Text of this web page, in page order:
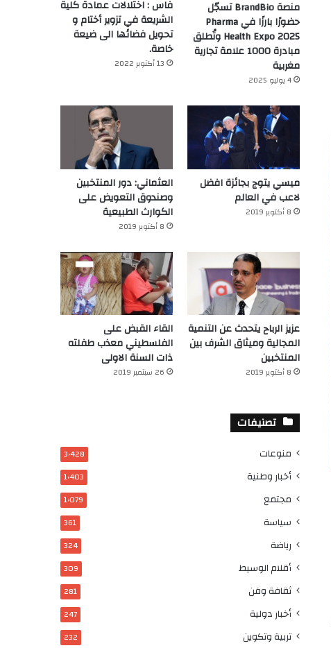
منصة BrandBio تسجّل
حضورًا بارزًا في Pharma
Health Expo 2025 وتُطلق
مبادرة 1000 علامة تجارية
مغربية
4 يوليو 2025
فاس : اختلالات عمادة كلية
الشريعة في تزوير أختام و
تحويل فضائها الى ضيعة
خاصة.
13 أكتوبر 2022
ميسي يتوج بجائزة افضل
لاعب في العالم‎
8 أكتوبر 2019
العثماني: دور المنتخبين
وصندوق التعويض على
الكوارث الطبيعية
8 أكتوبر 2019
عزيز الرباح يتحدث عن التنمية
المجالية وميثاق الشرف بين
المنتخبين
8 أكتوبر 2019
القاء القبض على
الفلسطيني معذب طفلته
ذات السنة الاولى
26 سبتمبر 2019
تصنيفات
منوعات 3٬428
أخبار وطنية 1٬403
مجتمع 1٬079
سياسة 361
رياضة 324
أقلام الوسيط 309
ثقافة وفن 281
أخبار دولية 247
تربية وتكوين 232